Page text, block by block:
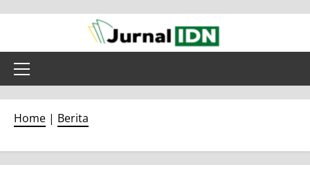
content
Primary
Home | Berita